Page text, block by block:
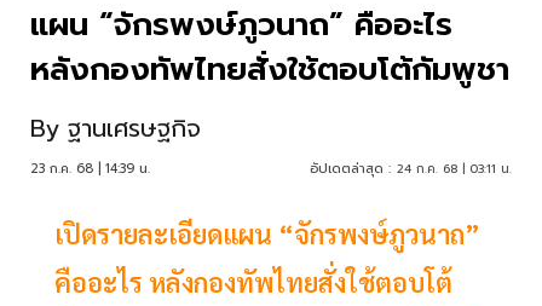
แผน “จักรพงษ์ภูวนาถ” คืออะไร
หลังกองทัพไทยสั่งใช้ตอบโต้กัมพูชา
By ฐานเศรษฐกิจ
23 ก.ค. 68 | 14:39 น. อัปเดตล่าสุด : 24 ก.ค. 68 | 03:11 น.
เปิดรายละเอียดแผน “จักรพงษ์ภูวนาถ”
คืออะไร หลังกองทัพไทยสั่งใช้ตอบโต้